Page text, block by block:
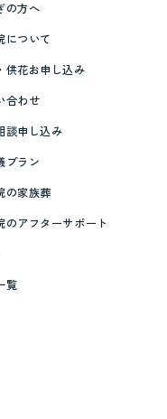
の方へ
について
供花お申し込み
合わせ
談申し込み
プラン
の家族葬
のアフターサポート
覧